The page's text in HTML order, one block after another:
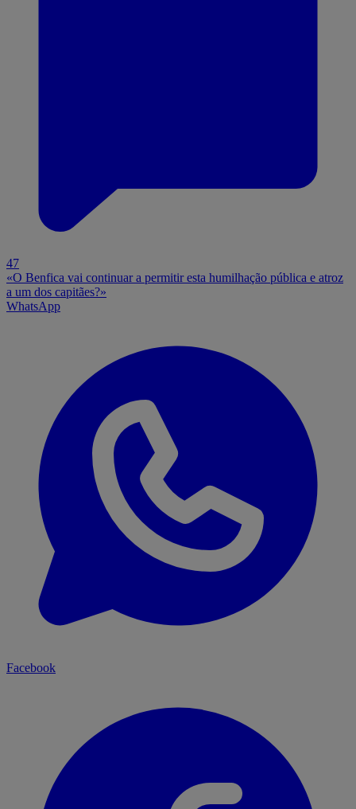
47
«O Benfica vai continuar a permitir esta humilhação pública e atroz
a um dos capitães?»
WhatsApp
Facebook